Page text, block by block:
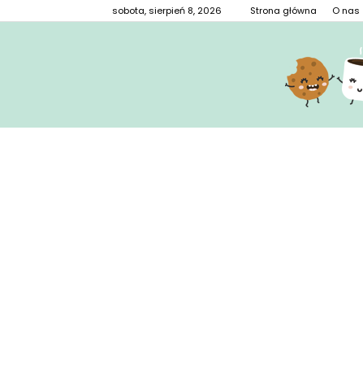
sobota, sierpień 8, 2026 Strona główna O nas